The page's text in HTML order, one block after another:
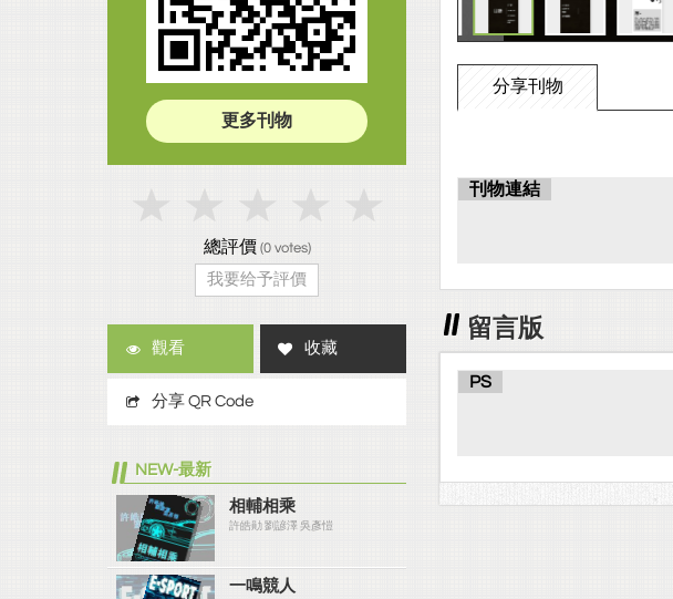
分享刊物
刊物連結
留言版
PS
更多刊物
總評價 (0votes)
我要给予評價
觀看 收藏
分享 QR Code
NEW-最新
相輔相乘
許皓勛 劉諺澤 吳彥愷
一鳴競人